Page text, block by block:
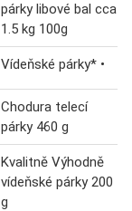
párky libové bal cca
1.5 kg 100g
Vídeňské párky* •
Chodura telecí
párky 460 g
Kvalitně Výhodně
vídeňské párky 200
g